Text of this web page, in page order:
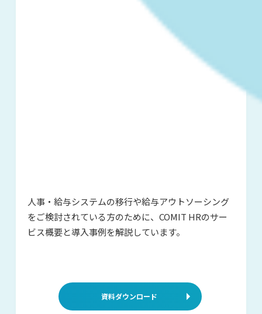
人事・給与システムの移行や給与アウ トソーシング
をご検討されている方のために、COMIT HRのサー
ビス概要と導入事例を解説しています。
資料ダウンロード